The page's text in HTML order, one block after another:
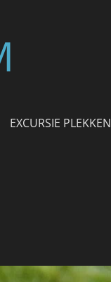
EXCURSIE PLEKKEN